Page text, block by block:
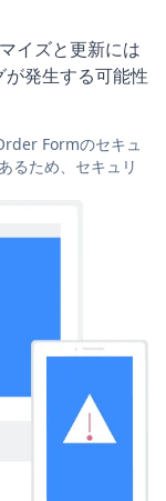
イズと更新には
発生する可能性
Formのセキュ
るため、セキュリ